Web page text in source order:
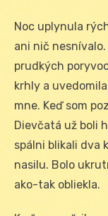
Noc uplynula
ani nič
prudkých
krhly a
mne. Keď som
Dievčatá už boli
spálni blikali dva
nasilu. Bolo
ako-tak obliekla.